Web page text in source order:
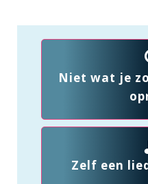
Niet wat je
Zelf een